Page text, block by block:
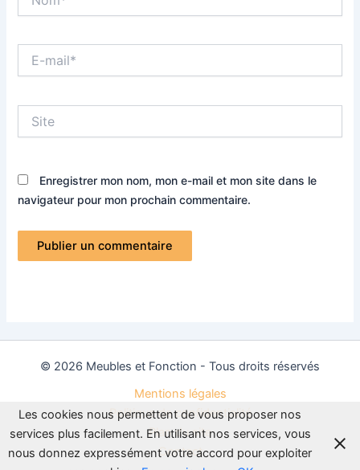
mail*
Enregistrer mon nom, mon e-mail et mon site dans le
navigateur pour mon prochain commentaire.
© 2026 Meubles et Fonction - Tous droits réservés
Mentions légales
Politique de confidentialité
Plan du site
Contact
Les cookies nous permettent de vous proposer nos
services plus facilement. En utilisant nos services, vous
nous donnez expressément votre accord pour exploiter